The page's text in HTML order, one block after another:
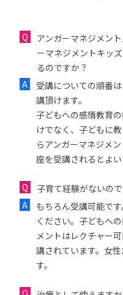
アンガーマネジメン
ーマネジメントキッ
るのですか？
受講についての順番
講頂けます。
子どもへの感情教育
けでなく、子どもに
らアンガーマネジメ
座を受講されるとよい
子育て経験がないの
もちろん受講可能で
ください。子どもへ
メントはレクチャー
講されています。女
す。